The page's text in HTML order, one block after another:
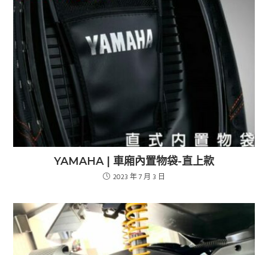
YAMAHA | 車廂內置物袋-直上款
2023 年 7 月 3 日